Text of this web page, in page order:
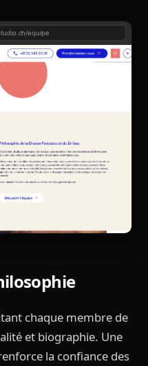
chaque membre de
et biographie. Une
la confiance des
equipe